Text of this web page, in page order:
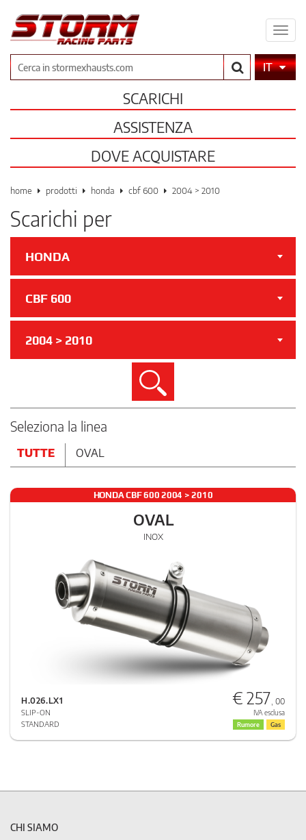
il
CercaIT
SCARICHI
ASSISTENZA
DOVE ACQUISTARE
home prodotti honda cbf 600 2004 > 2010
Scarichi per
HONDA
CBF 600
2004 > 2010
Cerca
Seleziona la linea
TUTTE OVAL
HONDA CBF 600 2004 > 2010
OVAL
INOX
H.026.LX1
SLIP-ON
STANDARD
€ 257, 00
IVA esclusa
Rumore Gas
CHI SIAMO